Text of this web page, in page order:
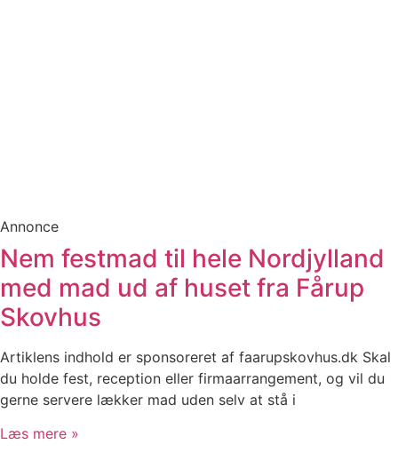
Annonce
Nem festmad til hele Nordjylland
med mad ud af huset fra Fårup
Skovhus
Artiklens indhold er sponsoreret af faarupskovhus.dk Skal
du holde fest, reception eller firmaarrangement, og vil du
gerne servere lækker mad uden selv at stå i
Læs mere »